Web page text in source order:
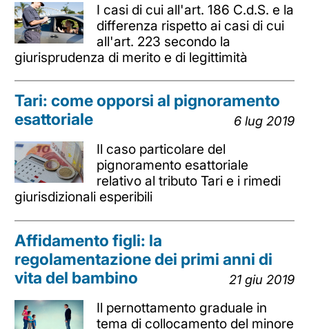
I casi di cui all'art. 186 C.d.S. e la
differenza rispetto ai casi di cui
all'art. 223 secondo la
giurisprudenza di merito e di legittimità
Tari: come opporsi al pignoramento
esattoriale
6 lug 2019
Il caso particolare del
pignoramento esattoriale
relativo al tributo Tari e i rimedi
giurisdizionali esperibili
Affidamento figli: la
regolamentazione dei primi anni di
vita del bambino
21 giu 2019
Il pernottamento graduale in
tema di collocamento del minore